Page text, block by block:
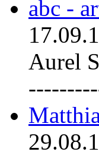
abc -
Aurel